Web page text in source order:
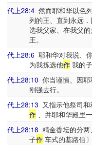
代上28:4 然而耶和华以色
列的王、直到永远
选我父家、在我父
王。
代上28:6 耶和华对我说、
为我拣选他作我的
代上28:10 你当谨慎、因耶
刚强去行。
代上28:13 又指示他祭司
作、并耶和华殿里一
代上28:18 精金香坛的分
子作车式的基路伯